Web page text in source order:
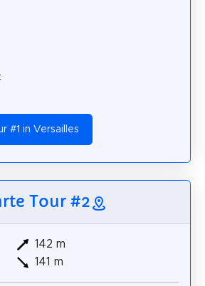
#1 in Versailles
Tour #2
142 m
141 m